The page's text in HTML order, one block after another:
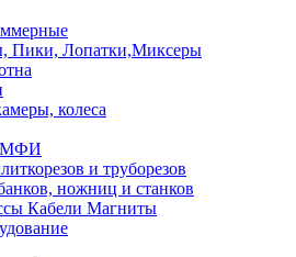
Пики, Лопатки,Миксеры
колеса
МФИ
и труборезов
ножниц и станков
Кабели Магниты